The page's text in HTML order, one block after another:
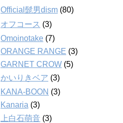
Official髭男dism (80)
オフコース (3)
Omoinotake (7)
ORANGE RANGE (3)
GARNET CROW (5)
かいりきベア (3)
KANA-BOON (3)
Kanaria (3)
上白石萌音 (3)